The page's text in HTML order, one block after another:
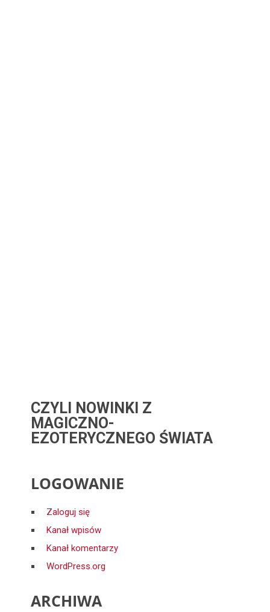
CZYLI NOWINKI Z
MAGICZNO-
EZOTERYCZNEGO ŚWIATA
LOGOWANIE
Zaloguj się
Kanał wpisów
Kanał komentarzy
WordPress.org
ARCHIWA